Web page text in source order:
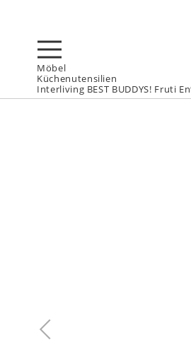
Möbel
Küchenutensilien
Interliving BEST BUDDYS! Fruti